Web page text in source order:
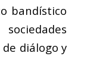
bandístico
diálogo y